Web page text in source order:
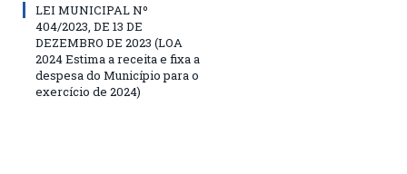
LEI MUNICIPAL Nº
404/2023, DE 13 DE
DEZEMBRO DE 2023 (LOA
2024 Estima a receita e fixa a
despesa do Município para o
exercício de 2024)